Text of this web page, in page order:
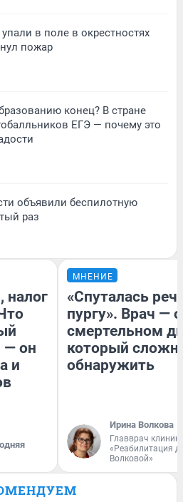
в поле в окрестностях
пожар
конец? В стране
ЕГЭ — почему это
объявили беспилотную
раз
налог
— он
и
МНЕНИЕ
«Спуталась
пургу». Врач — о
смертельном
который
обнаружить
Ирина Волкова
Главврач
«Реабилитация
Волковой»